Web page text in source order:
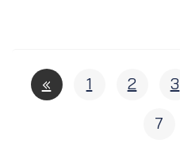
« 1 2 3
7